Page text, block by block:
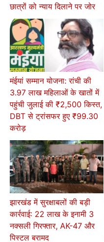
छात्रों को न्याय दिलाने पर जोर
मंईयां सम्मान योजना: रांची की
3.97 लाख महिलाओं के खातों में
पहुंची जुलाई की ₹2,500 किस्त,
DBT से ट्रांसफर हुए ₹99.30
करोड़
झारखंड में सुरक्षाबलों की बड़ी
कार्रवाई: 22 लाख के इनामी 3
नक्सली गिरफ्तार, AK-47 और
पिस्टल बरामद